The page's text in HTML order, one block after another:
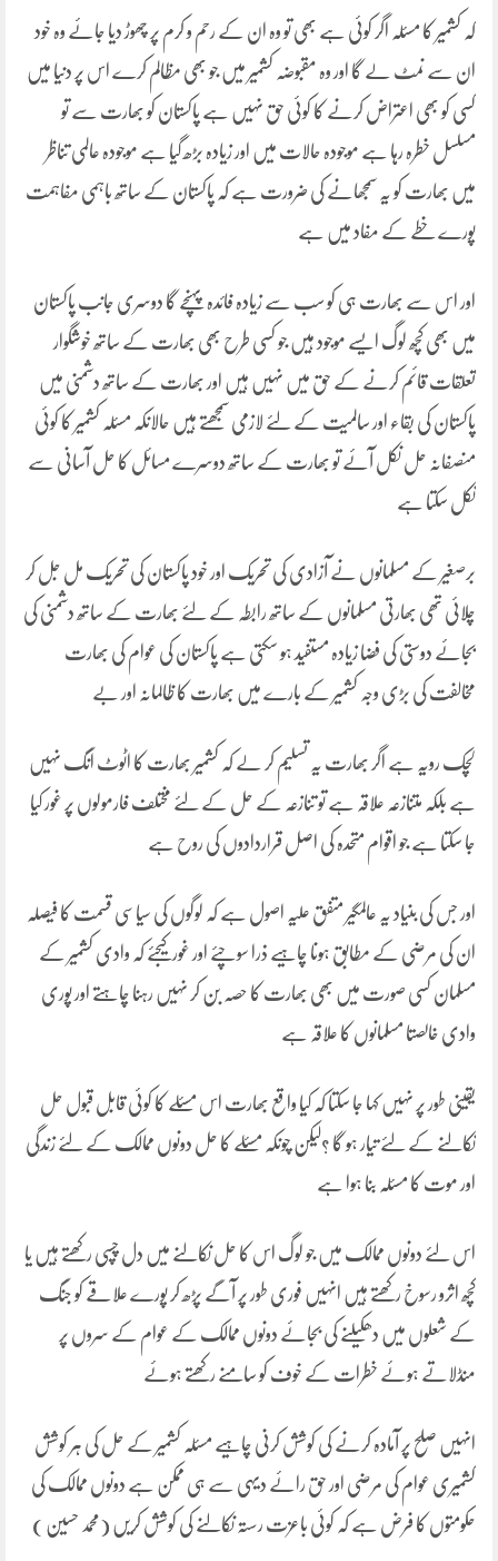
کہ کشمیر کا مسئلہ اگر کوئی ہے بھی تو وہ ان کے رحم و کرم پر چھوڑ دیا جائے وہ خود
ان سے نمٹ لے گا اور وہ مقبوضہ کشمیر میں جو بھی مظالم کرے اس پر دنیا میں
کسی کو بھی اعتراض کرنے کا کوئی حق نہیں ہے پاکستان کو بھارت سے تو
مسلسل خطرہ رہا ہے موجودہ حالات میں اور زیادہ بڑھ گیا ہے موجودہ عالمی تناظر
میں بھارت کو یہ سمجھانے کی ضرورت ہے کہ پاکستان کے ساتھ باہمی مفاہمت
پورے خطے کے مفاد میں ہے
اور اس سے بھارت ہی کو سب سے زیادہ فائدہ پہنچے گا دوسری جانب پاکستان
میں بھی کچھ لوگ ایسے موجود ہیں جو کسی طرح بھی بھارت کے ساتھ خوشگوار
تعلقات قائم کرنے کے حق میں نہیں ہیں اور بھارت کے ساتھ دشمنی میں
پاکستان کی بقاء اور سالمیت کے لئے لازمی سمجھتے ہیں حالانکہ مسئلہ کشمیر کا کوئی
منصفانہ حل نکل آئے تو بھارت کے ساتھ دوسرے مسائل کا حل آسانی سے
نکل سکتا ہے
برصغیر کے مسلمانوں نے آزادی کی تحریک اور خود پاکستان کی تحریک مل جل کر
چلائی تھی بھارتی مسلمانوں کے ساتھ رابطہ کے لئے بھارت کے ساتھ دشمنی کی
بجائے دوستی کی فضا زیادہ مستفید ہو سکتی ہے پاکستان کی عوام کی بھارت
مخالفت کی بڑی وجہ کشمیر کے بارے میں بھارت کا ظالمانہ اور بے
لچک رویہ ہے اگر بھارت یہ تسلیم کر لے کہ کشمیر بھارت کا اٹوٹ انگ نہیں
ہے بلکہ متنازعہ علاقہ ہے تو تنازعہ کے حل کے لئے مختلف فارمولوں پر غور کیا
جا سکتا ہے جو اقوام متحدہ کی اصل قراردادوں کی روح ہے
اور جس کی بنیاد یہ عالمگیر متفق علیہ اصول ہے کہ لوگوں کی سیاسی قسمت کا فیصلہ
ان کی مرضی کے مطابق ہونا چاہیے ذرا سوچئے اور غور کیجئے کہ وادی کشمیر کے
مسلمان کسی صورت میں بھی بھارت کا حصہ بن کر نہیں رہنا چاہتے اور پوری
وادی خالصتا مسلمانوں کا علاقہ ہے
یقینی طور پر نہیں کہا جا سکتا کہ کیا واقع بھارت اس مسئلے کا کوئی قابل قبول حل
نکالنے کے لئے تیار ہو گا ؟لیکن چونکہ مسئلے کا حل دونوں ممالک کے لئے زندگی
اور موت کا مسئلہ بنا ہوا ہے
اس لئے دونوں ممالک میں جو لوگ اس کا حل نکالنے میں دل چسپی رکھتے ہیں یا
کچھ اثرو رسوخ رکھتے ہیں انہیں فوری طور پر آگے پڑھ کر پورے علاقے کو جنگ
کے شعلوں میں دھکیلنے کی بجائے دونوں ممالک کے عوام کے سروں پر
منڈلاتے ہوئے خطرات کے خوف کو سامنے رکھتے ہوئے
انہیں صلح پر آمادہ کرنے کی کوشش کرنی چاہیے مسئلہ کشمیر کے حل کی ہر کوشش
کشمیری عوام کی مرضی اور حق رائے دیہی سے ہی ممکن ہے دونوں ممالک کی
حکومتوں کا فرض ہے کہ کوئی باعزت رستہ نکالنے کی کوشش کریں (محمد حسین )